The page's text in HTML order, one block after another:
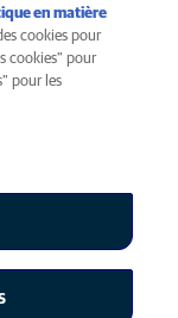
en matière
cookies pour
cookies" pour
pour les